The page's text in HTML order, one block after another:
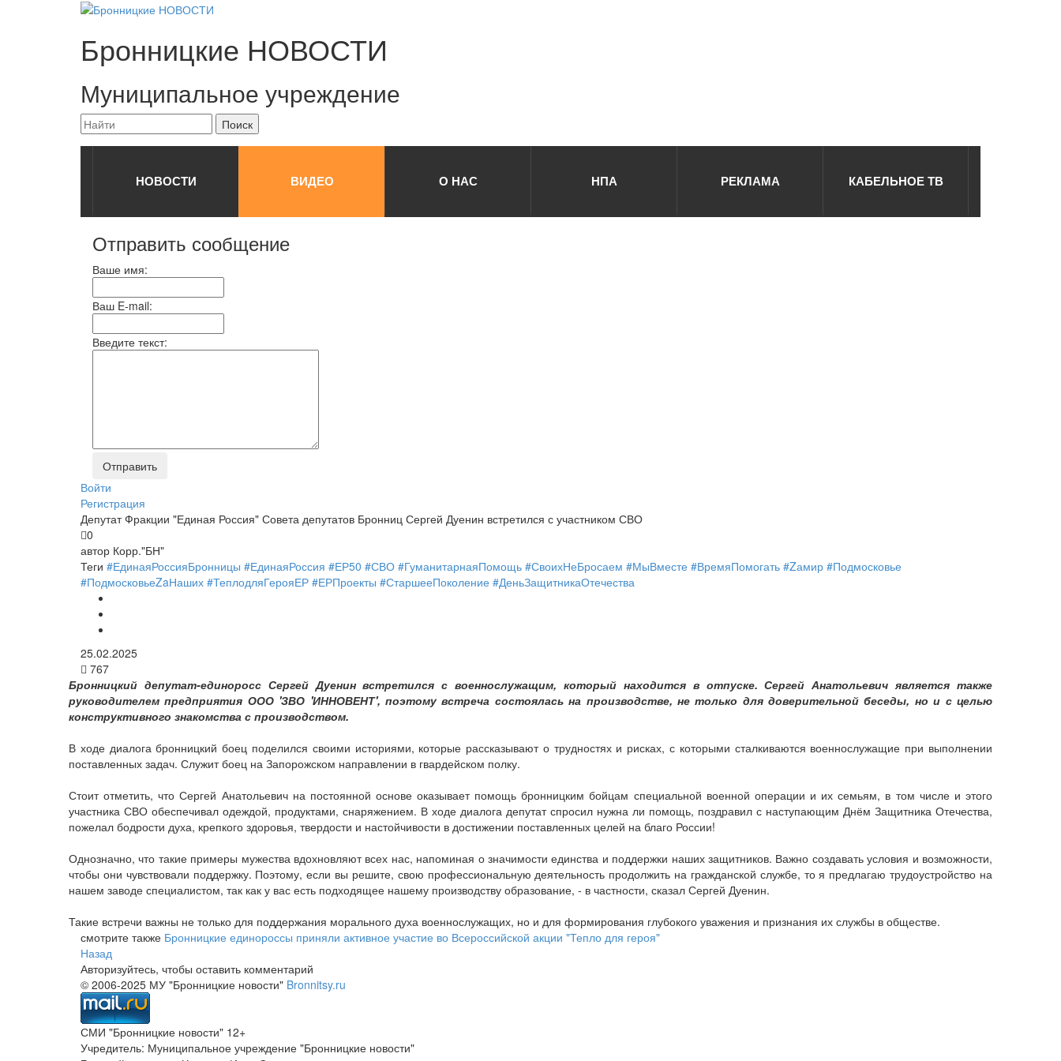
Бронницкие НОВОСТИ
Муниципальное учреждение
НОВОСТИ ВИДЕО О НАС НПА РЕКЛАМА КАБЕЛЬНОЕ ТВ
Отправить сообщение
Ваше имя:
Ваш E-mail:
Введите текст:
Войти
Регистрация
Депутат Фракции "Единая Россия" Совета депутатов Бронниц Сергей Дуенин встретился с участником СВО
0
автор Корр."БН"
Теги #ЕдинаяРоссияБронницы #ЕдинаяРоссия #ЕР50 #СВО #ГуманитарнаяПомощь #СвоихНеБросаем #МыВместе #ВремяПомогать #Zамир #Подмосковье
#ПодмосковьеZaНаших #ТеплодляГерояЕР #ЕРПроекты #СтаршееПоколение #ДеньЗащитникаОтечества
25.02.2025
767
Бронницкий депутат-единоросс Сергей Дуенин встретился с военнослужащим, который находится в отпуске. Сергей Анатольевич является также
руководителем предприятия ООО 'ЗВО 'ИННОВЕНТ', поэтому встреча состоялась на производстве, не только для доверительной беседы, но и с целью
конструктивного знакомства с производством.
В ходе диалога бронницкий боец поделился своими историями, которые рассказывают о трудностях и рисках, с которыми сталкиваются военнослужащие при выполнении
поставленных задач. Служит боец на Запорожском направлении в гвардейском полку.
Стоит отметить, что Сергей Анатольевич на постоянной основе оказывает помощь бронницким бойцам специальной военной операции и их семьям, в том числе и этого
участника СВО обеспечивал одеждой, продуктами, снаряжением. В ходе диалога депутат спросил нужна ли помощь, поздравил с наступающим Днём Защитника Отечества,
пожелал бодрости духа, крепкого здоровья, твердости и настойчивости в достижении поставленных целей на благо России!
Однозначно, что такие примеры мужества вдохновляют всех нас, напоминая о значимости единства и поддержки наших защитников. Важно создавать условия и возможности,
чтобы они чувствовали поддержку. Поэтому, если вы решите, свою профессиональную деятельность продолжить на гражданской службе, то я предлагаю трудоустройство на
нашем заводе специалистом, так как у вас есть подходящее нашему производству образование, - в частности, сказал Сергей Дуенин.
Такие встречи важны не только для поддержания морального духа военнослужащих, но и для формирования глубокого уважения и признания их службы в обществе.
смотрите также Бронницкие единороссы приняли активное участие во Всероссийской акции "Тепло для героя"
Назад
Авторизуйтесь, чтобы оставить комментарий
© 2006-2025 МУ "Бронницкие новости" Bronnitsy.ru
СМИ "Бронницкие новости" 12+
Учредитель: Муниципальное учреждение "Бронницкие новости"